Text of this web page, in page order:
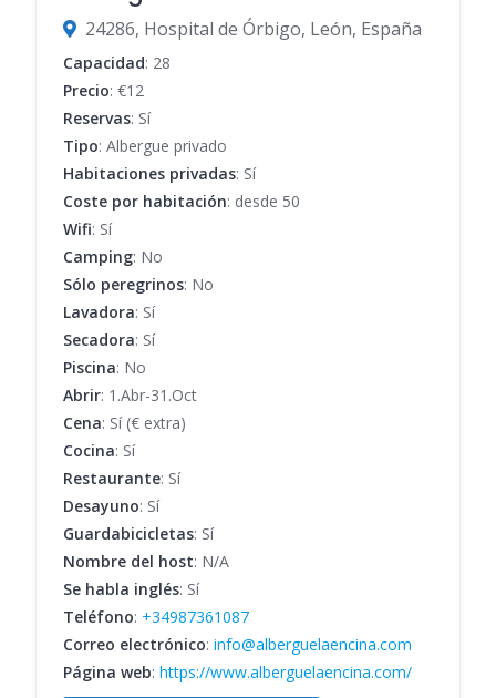
24286, Hospital de Órbigo, León, España
Capacidad: 28
Precio: €12
Reservas: Sí
Tipo: Albergue privado
Habitaciones privadas: Sí
Coste por habitación: desde 50
Wifi: Sí
Camping: No
Sólo peregrinos: No
Lavadora: Sí
Secadora: Sí
Piscina: No
Abrir: 1.Abr-31.Oct
Cena: Sí (€ extra)
Cocina: Sí
Restaurante: Sí
Desayuno: Sí
Guardabicicletas: Sí
Nombre del host: N/A
Se habla inglés: Sí
Teléfono: +34987361087
Correo electrónico: info@alberguelaencina.com
Página web: https://www.alberguelaencina.com/